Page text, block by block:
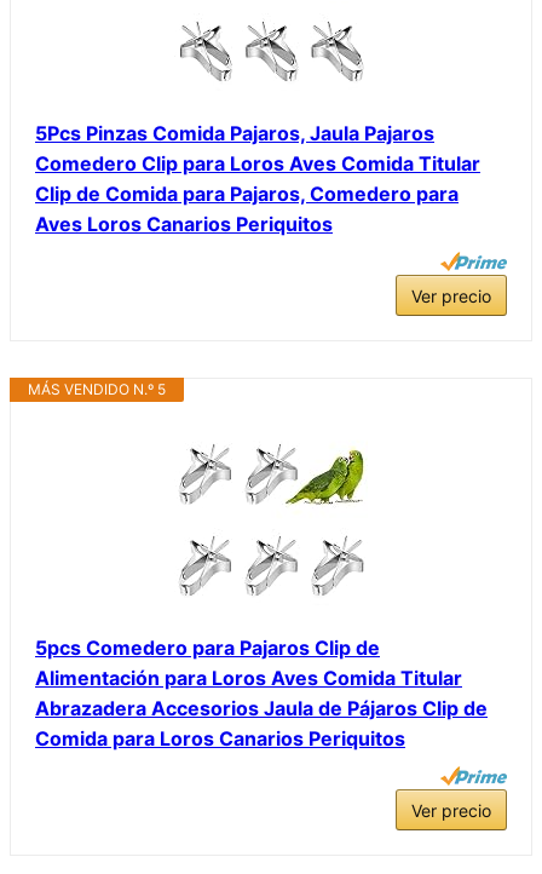
5Pcs Pinzas Comida Pajaros, Jaula Pajaros
Comedero Clip para Loros Aves Comida Titular
Clip de Comida para Pajaros, Comedero para
Aves Loros Canarios Periquitos
Ver precio
MÁS VENDIDO N.º 5
5pcs Comedero para Pajaros Clip de
Alimentación para Loros Aves Comida Titular
Abrazadera Accesorios Jaula de Pájaros Clip de
Comida para Loros Canarios Periquitos
Ver precio